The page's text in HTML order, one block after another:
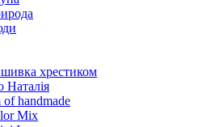
хрестиком
handmade
Mix